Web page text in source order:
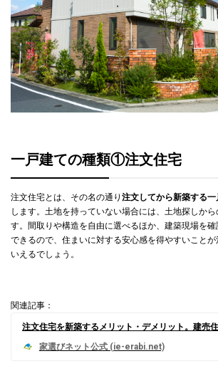
一戸建ての種類①注文住宅
注文住宅とは、その名の通り 注文してから新築する
します。土地を持っていない場合には、土地探しから
す。間取りや構造を自由に選べるほか、建築現場を
できるので、住まいに対する安心感を得やすいこと
いえるでしょう。
関連記事：
注文住宅を新築するメリット・デメリット。建売